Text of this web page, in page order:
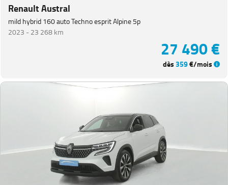
Renault Austral
mild hybrid 160 auto Techno esprit Alpine 5p
2023 -23 268 km
27 490 €
dès359€/mois